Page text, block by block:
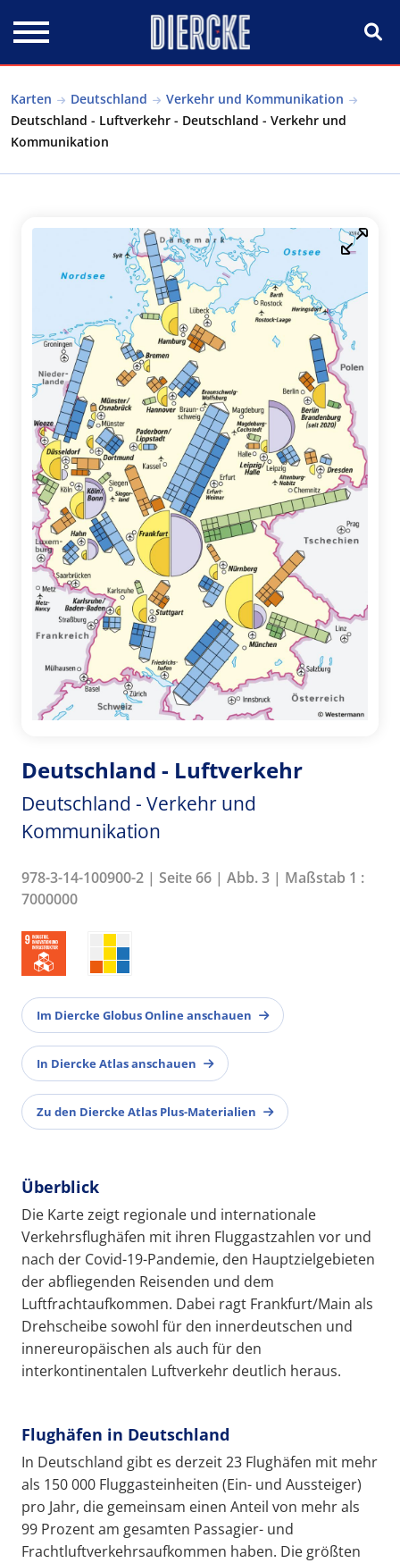
Karten Deutschland
Verkehr und Kommunikation
Deutschland - Luftverkehr - Deutschland - Verkehr und
Kommunikation
Deutschland - Luftverkehr
Deutschland - Verkehr und
Kommunikation
978-3-14-100900-2 | Seite 66 | Abb. 3 | Maßstab 1 :
7000000
Im Diercke Globus Online anschauen
In Diercke Atlas anschauen
Zu den Diercke Atlas Plus-Materialien
Überblick
Die Karte zeigt regionale und internationale
Verkehrsflughäfen mit ihren Fluggastzahlen vor und
nach der Covid-19-Pandemie, den Hauptzielgebieten
der abfliegenden Reisenden und dem
Luftfrachtaufkommen. Dabei ragt Frankfurt/Main als
Drehscheibe sowohl für den innerdeutschen und
innereuropäischen als auch für den
interkontinentalen Luftverkehr deutlich heraus.
Flughäfen in Deutschland
In Deutschland gibt es derzeit 23 Flughäfen mit mehr
als 150 000 Fluggasteinheiten (Ein- und Aussteiger)
pro Jahr, die gemeinsam einen Anteil von mehr als
99 Prozent am gesamten Passagier- und
Frachtluftverkehrsaufkommen haben. Die größten